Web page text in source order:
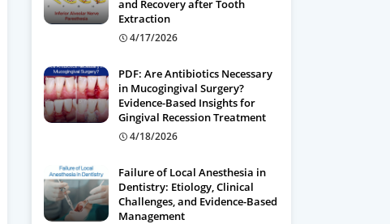
and Recovery after Tooth
Extraction
4/17/2026
PDF: Are Antibiotics Necessary
in Mucogingival Surgery?
Evidence-Based Insights for
Gingival Recession Treatment
4/18/2026
Failure of Local Anesthesia in
Dentistry: Etiology, Clinical
Challenges, and Evidence-Based
Management